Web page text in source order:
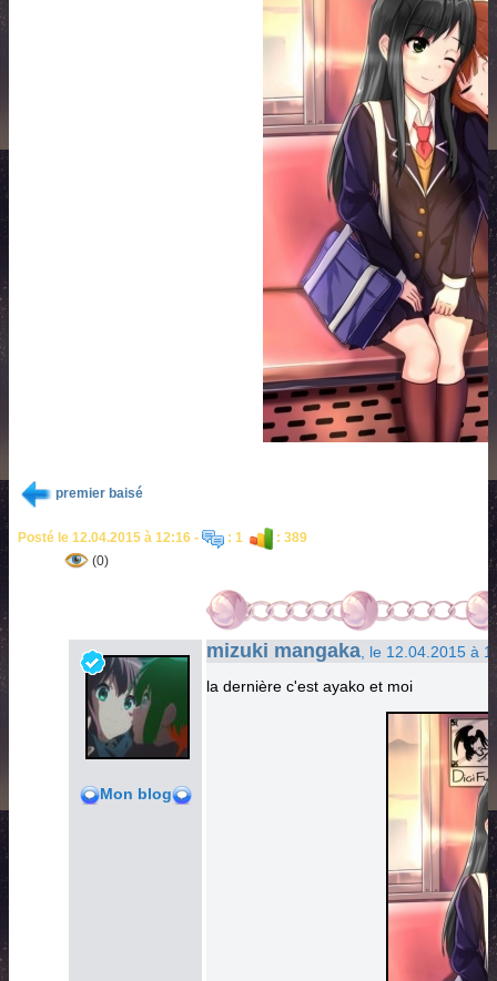
premier baisé
Posté le 12.04.2015 à 12:16 - : 1
: 389
(0)
Mon blog
mizuki mangaka , le 12.04.2015 à
la dernière c'est ayako et moi